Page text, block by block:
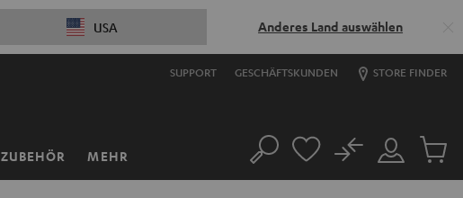
USA Anderes Land auswählen
SUPPORT GESCHÄFTSKUNDEN STORE FINDER
ZUBEHÖR MEHR Suche
Mein
Konto
No
Artikel